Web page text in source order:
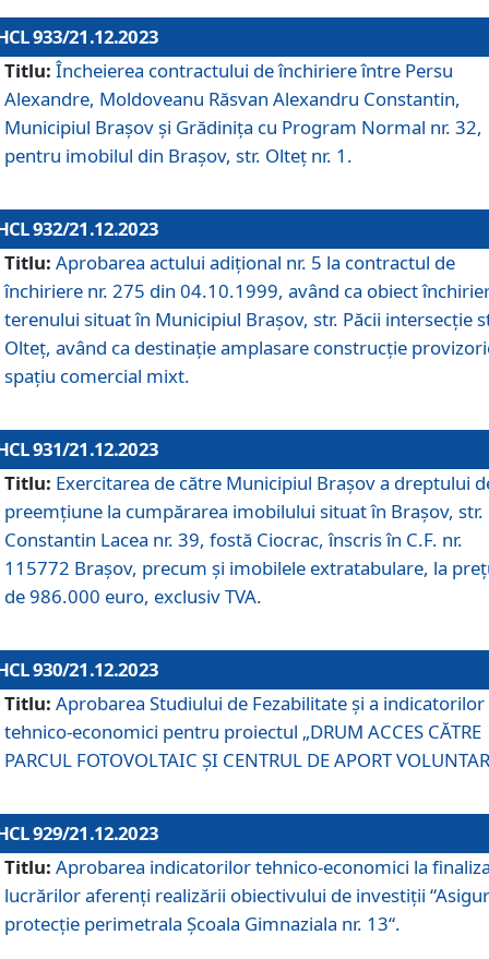
933/21.12.2023
Titlu: Încheierea contractului de închiriere între Persu
Alexandre, Moldoveanu Răsvan Alexandru Constantin,
Municipiul Braşov şi Grădinița cu Program Normal nr. 32,
pentru imobilul din Brașov, str. Olteț nr. 1.
932/21.12.2023
Titlu: Aprobarea actului adițional nr. 5 la contractul de
închiriere nr. 275 din 04.10.1999, având ca obiect
terenului situat în Municipiul Brașov, str. Păcii intersecție
Olteț, având ca destinație amplasare construcție
spațiu comercial mixt.
931/21.12.2023
Titlu: Exercitarea de către Municipiul Brașov a dreptului
preemțiune la cumpărarea imobilului situat în Brașov, str.
Constantin Lacea nr. 39, fostă Ciocrac, înscris în C.F. nr.
115772 Brașov, precum și imobilele extratabulare, la
de 986.000 euro, exclusiv TVA.
930/21.12.2023
Titlu: Aprobarea Studiului de Fezabilitate și a indicatorilor
tehnico-economici pentru proiectul „DRUM ACCES CĂTRE
PARCUL FOTOVOLTAIC ȘI CENTRUL DE APORT
929/21.12.2023
Titlu: Aprobarea indicatorilor tehnico-economici la
lucrărilor aferenți realizării obiectivului de investiții
protecție perimetrala Școala Gimnaziala nr. 13“.